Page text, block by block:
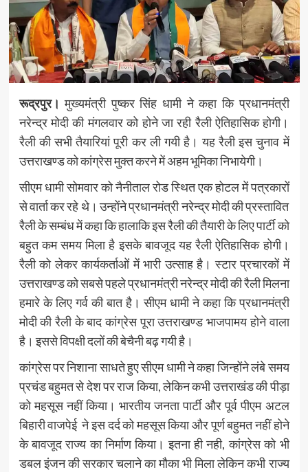
रूद्रपुर। मुख्यमंत्री पुष्कर सिंह धामी ने कहा कि प्रधानमंत्री
नरेन्द्र मोदी की मंगलवार को होने जा रही रैली ऐतिहासिक होगी।
रैली की सभी तैयारियां पूरी कर ली गयी है। यह रैली इस चुनाव में
उत्तराखण्ड को कांग्रेस मुक्त करने में अहम भूमिका निभायेगी।
सीएम धामी सोमवार को नैनीताल रोड स्थित एक होटल में पत्रकारों
से वार्ता कर रहे थे। उन्होंने प्रधानमंत्री नरेन्द्र मोदी की प्रस्तावित
रैली के सम्बंध में कहा कि हालाकि इस रैली की तैयारी के लिए पार्टी को
बहुत कम समय मिला है इसके बावजूद यह रैली ऐतिहासिक होगी।
रैली को लेकर कार्यकर्ताओं में भारी उत्साह है। स्टार प्रचारकों में
उत्तराखण्ड को सबसे पहले प्रधानमंत्री नरेन्द्र मोदी की रैली मिलना
हमारे के लिए गर्व की बात है। सीएम धामी ने कहा कि प्रधानमंत्री
मोदी की रैली के बाद कांग्रेस पूरा उत्तराखण्ड भाजपामय होने वाला
है। इससे विपक्षी दलों की बेचैनी बढ़ गयी है।
कांग्रेस पर निशाना साधते हुए सीएम धामी ने कहा जिन्होंने लंबे समय
प्रचंड बहुमत से देश पर राज किया, लेकिन कभी उत्तराखंड की पीड़ा
को महसूस नहीं किया। भारतीय जनता पार्टी और पूर्व पीएम अटल
बिहारी वाजपेई ने इस दर्द को महसूस किया और पूर्ण बहुमत नहीं होने
के बावजूद राज्य का निर्माण किया। इतना ही नही, कांग्रेस को भी
डबल इंजन की सरकार चलाने का मौका भी मिला लेकिन कभी राज्य